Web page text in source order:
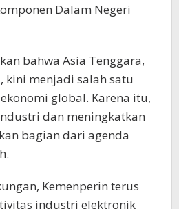
Dalam Negeri
bahwa Asia Tenggara,
kini menjadi salah satu
global. Karena itu,
dan meningkatkan
bagian dari agenda
Kemenperin terus
industri elektronik